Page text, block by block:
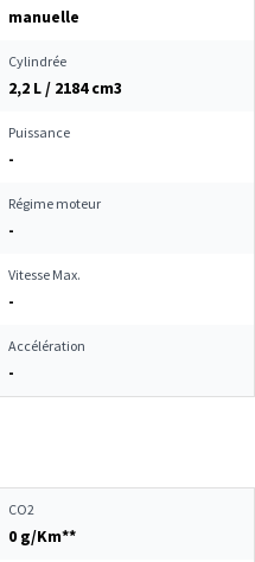
manuelle
Cylindrée
2,2 L / 2184 cm3
Puissance
-
Régime moteur
-
Vitesse Max.
-
Accélération
-
CO2
0 g/Km**